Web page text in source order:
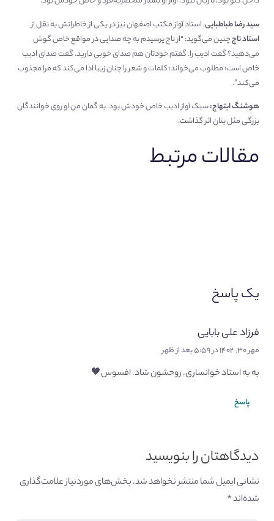
سید رضا طباطبایی، استاد آواز مکتب اصفهان نیز در یکی از خاطراتش به نقل از
استاد تاجچنین می‌گوید: “از تاج پرسیدم به چه صدایی در مواقع خاص گوش
می‌دهید؟ گفت ادیب را. گفتم خودتان هم صدای خوبی دارید. گفت صدای ادیب
خاص است؛ مطلوب می‌خواند؛ کلمات و شعر را چنان زیبا ادا می‌کند که مرا مجذوب
می‌کند”.
هوشنگ ابتهاج:سبک آواز ادیب خاص خودش بود. به گمان من او روی خوانندگان
بزرگی مثل بنان اثر گذاشت.
مقالات مرتبط
یک پاسخ
فرزاد علی بابایی
مهر ۳۰, ۱۴۰۲ در ۵:۵۹ بعد از ظهر
به به استاد خوانساری. روحشون شاد. افسوس🖤
پاسخ
دیدگاهتان را بنویسید
نشانی ایمیل شما منتشر نخواهد شد.بخش‌های موردنیاز علامت‌گذاری
شده‌اند*